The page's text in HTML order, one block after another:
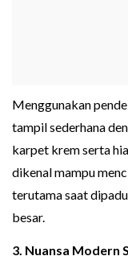
Menggunakan
tampil sederhana
karpet krem serta
dikenal mampu
terutama saat
besar.
3. Nuansa Modern